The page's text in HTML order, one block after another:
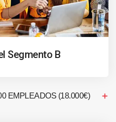
Segmento B
EMPLEADOS (18.000€)